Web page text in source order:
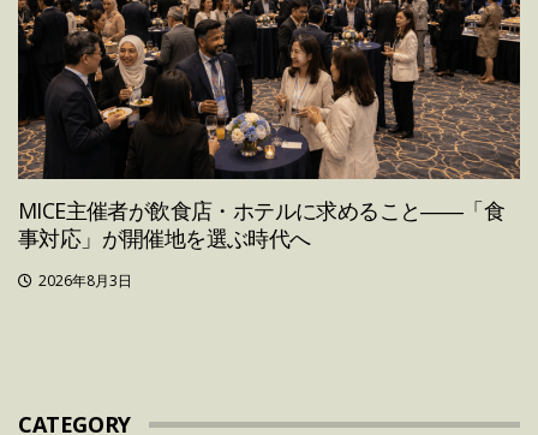
MICE主催者が飲食店・ホテルに求めること――「食
事対応」が開催地を選ぶ時代へ
2026年8月3日
CATEGORY